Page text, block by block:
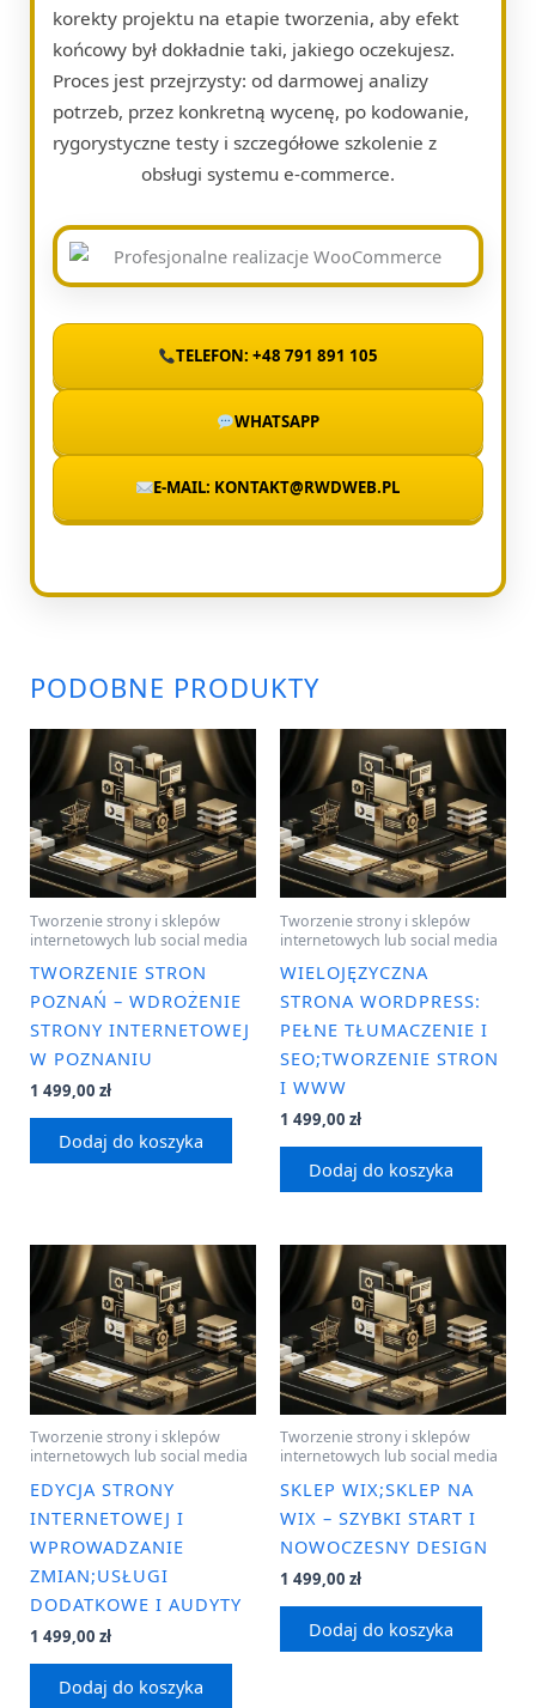
korekty projektu na etapie tworzenia, aby efekt
końcowy był dokładnie taki, jakiego oczekujesz.
Proces jest przejrzysty: od darmowej analizy
potrzeb, przez konkretną wycenę, po kodowanie,
rygorystyczne testy i szczegółowe szkolenie z
obsługi systemu e-commerce.
TELEFON: +48 791 891 105
WHATSAPP
E-MAIL: KONTAKT@RWDWEB.PL
PODOBNE PRODUKTY
Tworzenie strony i sklepów
internetowych lub social media
TWORZENIE STRON
POZNAŃ – WDROŻENIE
STRONY INTERNETOWEJ
W POZNANIU
1 499,00 zł
Dodaj do koszyka
Tworzenie strony i sklepów
internetowych lub social media
WIELOJĘZYCZNA
STRONA WORDPRESS:
PEŁNE TŁUMACZENIE I
SEO;TWORZENIE STRON
I WWW
1 499,00 zł
Dodaj do koszyka
Tworzenie strony i sklepów
internetowych lub social media
EDYCJA STRONY
INTERNETOWEJ I
WPROWADZANIE
ZMIAN;USŁUGI
DODATKOWE I AUDYTY
1 499,00 zł
Dodaj do koszyka
Tworzenie strony i sklepów
internetowych lub social media
SKLEP WIX;SKLEP NA
WIX – SZYBKI START I
NOWOCZESNY DESIGN
1 499,00 zł
Dodaj do koszyka